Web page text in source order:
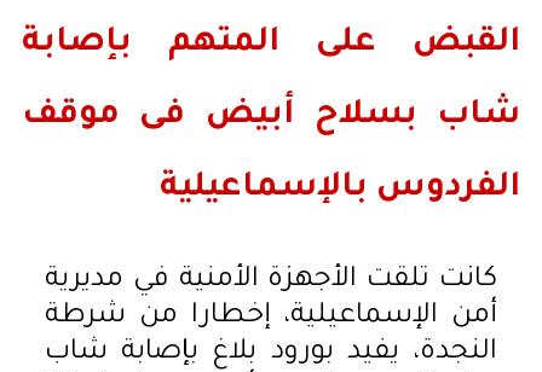
القبض على المتهم بإصابة
شاب بسلاح أبيض فى موقف
الفردوس بالإسماعيلية
كانت تلقت الأجهزة الأمنية في مديرية
أمن الإسماعيلية، إخطارا من شرطة
النجدة، يفيد بورود بلاغ بإصابة شاب